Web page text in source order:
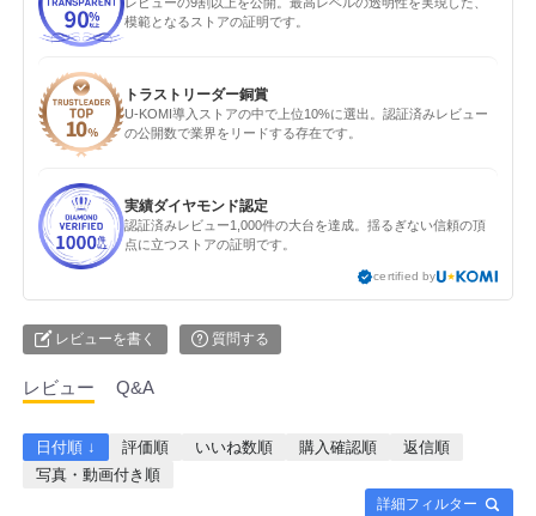
模範となるストアの証明です。
トラストリーダー銅賞
U-KOMI導入ストアの中で上位10%に選出。認証済みレビュー
の公開数で業界をリードする存在です。
実績ダイヤモンド認定
認証済みレビュー1,000件の大台を達成。揺るぎない信頼の頂
点に立つストアの証明です。
certified by
レビューを書く 質問する
レビュー Q&A
詳細フィルター
日付順 ↓ 評価順 いいね数順 購入確認順
返信順
写真・動画付き順